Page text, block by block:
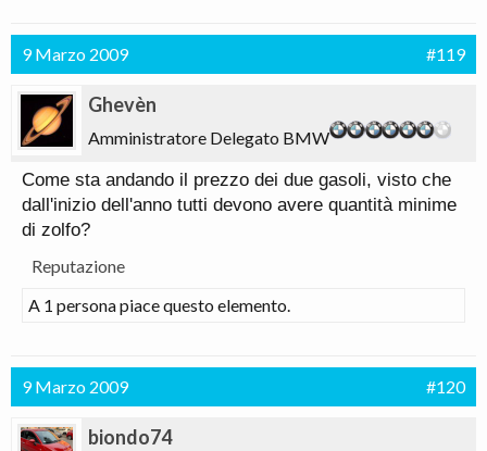
9 Marzo 2009 #119
Ghevèn
Amministratore Delegato BMW
Come sta andando il prezzo dei due gasoli, visto che
dall'inizio dell'anno tutti devono avere quantità minime
di zolfo?
Reputazione
A 1 persona piace questo elemento.
9 Marzo 2009 #120
biondo74